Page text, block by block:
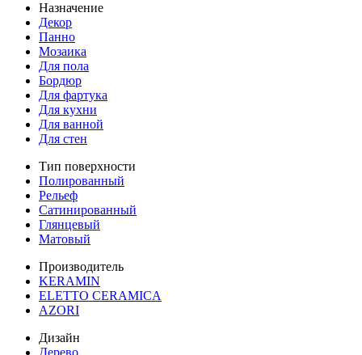
Назначение
Декор
Панно
Мозаика
Для пола
Бордюр
Для фартука
Для кухни
Для ванной
Для стен
Тип поверхности
Полированный
Рельеф
Сатинированный
Глянцевый
Матовый
Производитель
KERAMIN
ELETTO CERAMICA
AZORI
Дизайн
Дерево